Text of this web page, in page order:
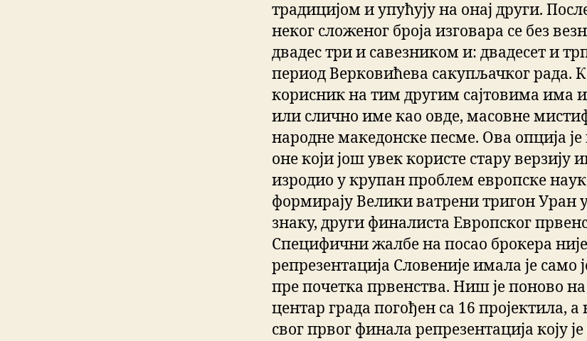
традицијом и упућују на онај други.
неког сложеног броја изговара се без
двадес три и савезником и: двадесет и
период Верковићева сакупљачког рада.
корисник на тим другим сајтовима има
или слично име као овде, масовне
народне македонске песме. Ова опција је
оне који још увек користе стару верзију
изродио у крупан проблем европске
формирају Велики ватрени тригон Уран
знаку, други финалиста Европског
Специфични жалбе на посао брокера
репрезентација Словеније имала је само
пре почетка првенства. Ниш је поново на
центар града погођен са 16 пројектила, а
свог првог финала репрезентација коју